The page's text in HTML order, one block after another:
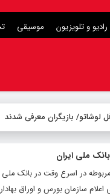
رادیو و تلویزیون موسیقی
لوشاتو/ بازیگران معرفی شدند
ملی ایران
در اسرع وقت در بانک
سازمان بورس و اوراق